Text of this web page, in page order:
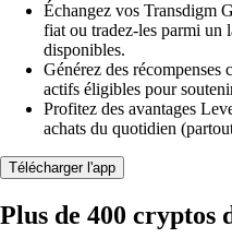
Échangez vos Transdigm
fiat ou tradez-les parmi un
disponibles.
Générez des récompenses
actifs éligibles pour
Profitez des avantages
achats du quotidien
Télécharger l'app
Plus de 400 cryptos